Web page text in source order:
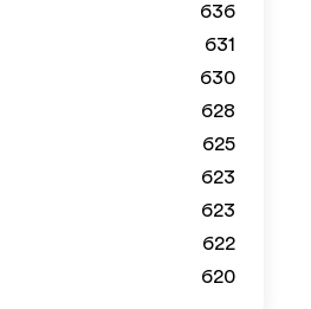
636
631
630
628
625
623
623
622
620